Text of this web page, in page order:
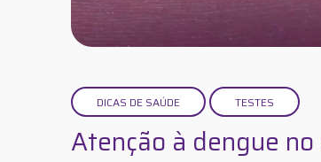
DICAS DE SAÚDE TESTES
Atenção à dengue